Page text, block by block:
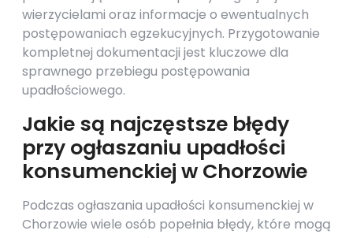
wierzycielami oraz informacje o ewentualnych
postępowaniach egzekucyjnych. Przygotowanie
kompletnej dokumentacji jest kluczowe dla
sprawnego przebiegu postępowania
upadłościowego.
Jakie są najczęstsze błędy
przy ogłaszaniu upadłości
konsumenckiej w Chorzowie
Podczas ogłaszania upadłości konsumenckiej w
Chorzowie wiele osób popełnia błędy, które mogą